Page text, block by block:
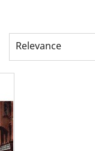
Relevance